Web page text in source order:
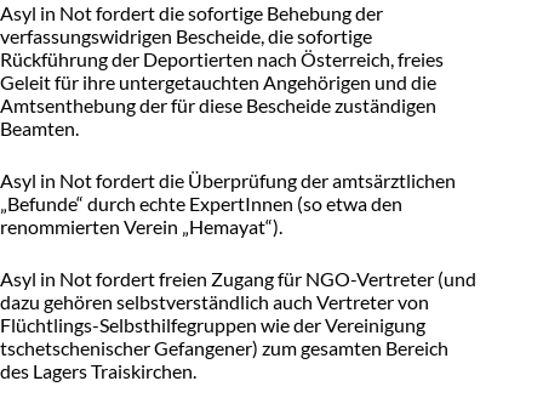
Asyl in Not fordert die sofortige Behebung der
verfassungswidrigen Bescheide, die sofortige
Rückführung der Deportierten nach Österreich, freies
Geleit für ihre untergetauchten Angehörigen und die
Amtsenthebung der für diese Bescheide zuständigen
Beamten.
Asyl in Not fordert die Überprüfung der amtsärztlichen
„Befunde“ durch echte ExpertInnen (so etwa den
renommierten Verein „Hemayat“).
Asyl in Not fordert freien Zugang für NGO-Vertreter (und
dazu gehören selbstverständlich auch Vertreter von
Flüchtlings-Selbsthilfegruppen wie der Vereinigung
tschetschenischer Gefangener) zum gesamten Bereich
des Lagers Traiskirchen.